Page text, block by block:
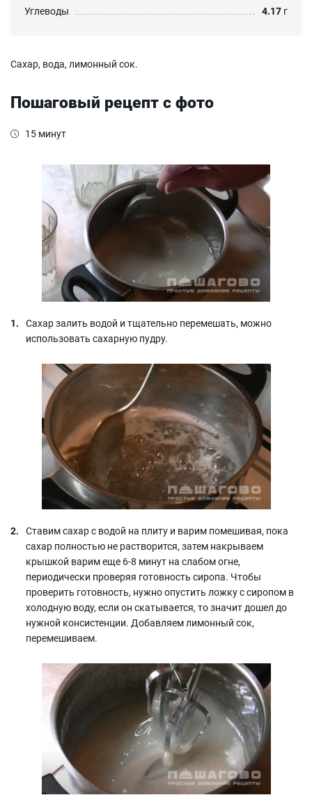
Углеводы
4.17 г
Сахар, вода, лимонный сок.
Пошаговый рецепт с фото
15 минут
Сахар залить водой и тщательно перемешать, можно
использовать сахарную пудру.
Ставим сахар с водой на плиту и варим помешивая, пока
сахар полностью не растворится, затем накрываем
крышкой варим еще 6-8 минут на слабом огне,
периодически проверяя готовность сиропа. Чтобы
проверить готовность, нужно опустить ложку с сиропом в
холодную воду, если он скатывается, то значит дошел до
нужной консистенции. Добавляем лимонный сок,
перемешиваем.